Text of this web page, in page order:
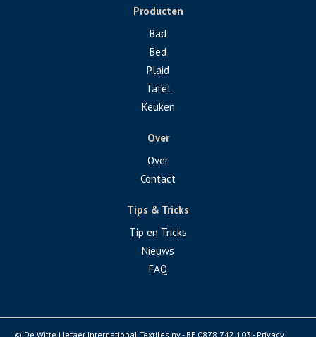
Producten
Bad
Bed
Plaid
Tafel
Keuken
Over
Over
Contact
Tips & Tricks
Tip en Tricks
Nieuws
FAQ
© De Witte Lietaer International Textiles nv - BE 0878.742.103 - Privacy